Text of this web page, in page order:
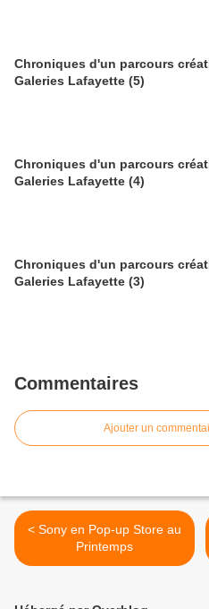
Chroniques d'un parcours
Galeries Lafayette (5)
Chroniques d'un parcours
Galeries Lafayette (4)
Chroniques d'un parcours
Galeries Lafayette (3)
Commentaires
Ajouter un
< Sony en Pop-up Store au
Printemps